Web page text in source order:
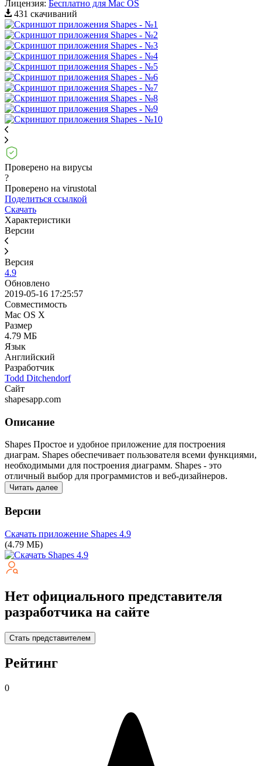
Лицензия: Бесплатно для Mac OS
431 скачиваний
Проверено на вирусы
?
Проверено на virustotal
Поделиться ссылкой
Скачать
Характеристики
Версии
Версия
4.9
Обновлено
2019-05-16 17:25:57
Совместимость
Mac OS X
Размер
4.79 МБ
Язык
Английский
Разработчик
Todd Ditchendorf
Сайт
shapesapp.com
Описание
Shapes Простое и удобное приложение для построения
диаграм. Shapes обеспечивает пользователя всеми функциями,
необходимыми для построения диаграмм. Shapes - это
отличный выбор для программистов и веб-дизайнеров.
Читать далее
Версии
Скачать приложение Shapes 4.9
(4.79 МБ)
Нет официального представителя
разработчика на сайте
Стать представителем
Рейтинг
0